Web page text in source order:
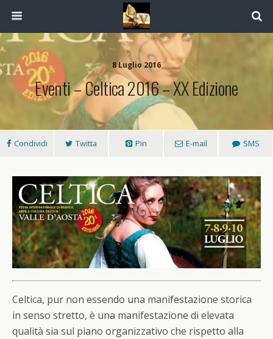
8 Luglio 2016
Eventi – Celtica 2016 – XX Edizione
Condividi Twitta Pin E-mail SMS
Celtica, pur non essendo una manifestazione storica
in senso stretto, è una manifestazione di elevata
qualità sia sul piano organizzativo che rispetto alla